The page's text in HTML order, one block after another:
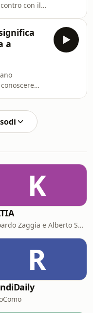
con il
a
K
Edoardo Zaggia e Alberto Sacco
R